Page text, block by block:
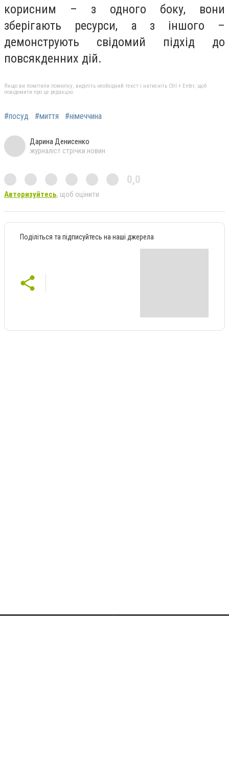
корисним – з одного боку, вони
зберігають ресурси, а з іншого –
демонструють свідомий підхід до
повсякденних дій.
Якщо ви помітили помилку, виділіть необхідний текст і натисніть Ctrl + Enter, щоб
повідомити про це редакцію
#посуд #миття #німеччина
Дарина Денисенко
журналіст стрічки новин
0,0
Авторизуйтесь, щоб оцінити
Поділіться та підписуйтесь на наші джерела